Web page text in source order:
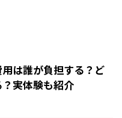
用は誰が負担する？ど
実体験も紹介